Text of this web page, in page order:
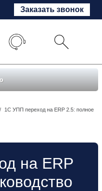
Заказать звонок
/ 1С УПП переход на ERP 2.5: полное
на ERP